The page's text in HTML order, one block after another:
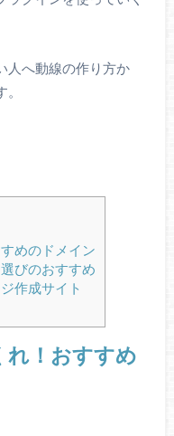
人へ動線の作り方か
めのドメイン
びのおすすめ
作成サイト
れ！おすすめ